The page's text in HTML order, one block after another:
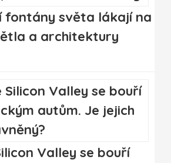
fontány světa lákají na
a architektury
Valley se bouří